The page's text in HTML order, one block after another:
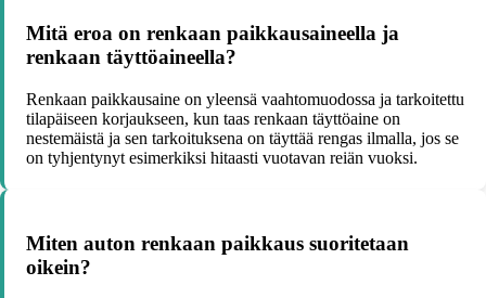
Mitä eroa on renkaan paikkausaineella ja
renkaan täyttöaineella?
Renkaan paikkausaine on yleensä vaahtomuodossa ja tarkoitettu
tilapäiseen korjaukseen, kun taas renkaan täyttöaine on
nestemäistä ja sen tarkoituksena on täyttää rengas ilmalla, jos se
on tyhjentynyt esimerkiksi hitaasti vuotavan reiän vuoksi.
Miten auton renkaan paikkaus suoritetaan
oikein?